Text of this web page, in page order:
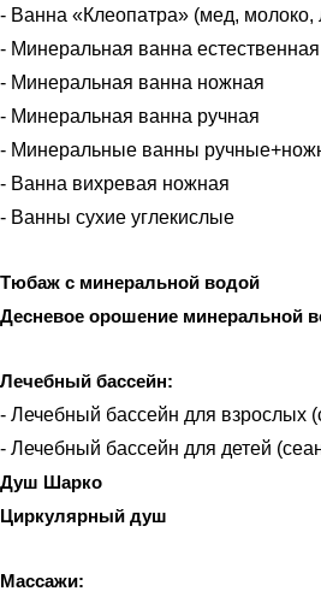
- Ванна «Клеопатра» (мед, молоко,
- Минеральная ванна естественная
- Минеральная ванна ножная
- Минеральная ванна ручная
- Минеральные ванны
- Ванна вихревая ножная
- Ванны сухие углекислые
Тюбаж с минеральной водой
Десневое орошение минеральной
Лечебный бассейн:
- Лечебный бассейн для взрослых
- Лечебный бассейн для детей
Душ Шарко
Циркулярный душ
Массажи: